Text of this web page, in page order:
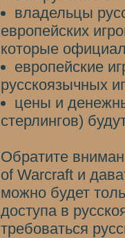
владельцы
европейских
которые
европейские
русскоязычных
цены и
стерлингов)
Обратите
of Warcraft и
можно будет
доступа в
требоваться